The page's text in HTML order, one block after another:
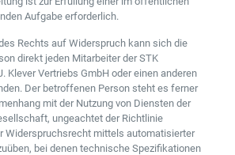
Aufgabe erforderlich.
Rechts auf Widerspruch kann sich die
direkt jeden Mitarbeiter der STK
Klever Vertriebs GmbH oder einen anderen
Der betroffenen Person steht es ferner
mit der Nutzung von Diensten der
ungeachtet der Richtlinie
Widerspruchsrecht mittels automatisierter
bei denen technische Spezifikationen